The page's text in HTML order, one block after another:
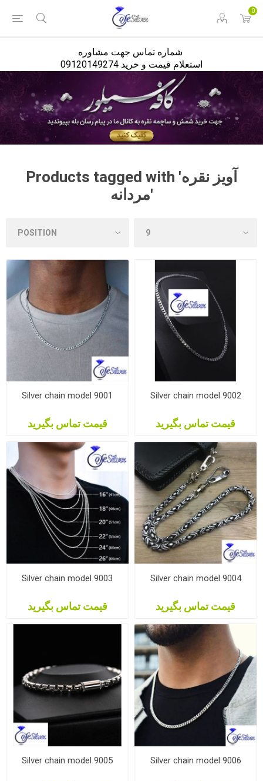
0
استعلام قیمت و خرید 09120149274
Products tagged with 'آویز نقره
مردانه'
Silver chain model 9001
قیمت تماس بگیرید
Silver chain model 9002
قیمت تماس بگیرید
Silver chain model 9003
قیمت تماس بگیرید
Silver chain model 9004
قیمت تماس بگیرید
Silver chain model 9005 Silver chain model 9006